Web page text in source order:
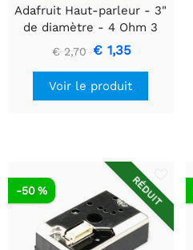
Adafruit Haut-parleur - 3"
de diamètre - 4 Ohm 3
Watt
€ 2,70 € 1,35
Voir le produit
RÉDUIT
-50 %